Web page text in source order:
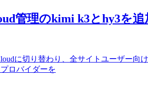
管理のkimi k3とhy3を追
に切り替わり、全サイトユーザー
プロバイダーを